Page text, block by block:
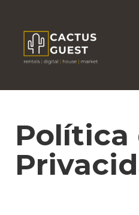
Besitzen Sie
Sind Sie
Política